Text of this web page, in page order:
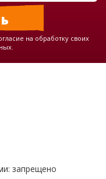
на обработку своих
запрещено